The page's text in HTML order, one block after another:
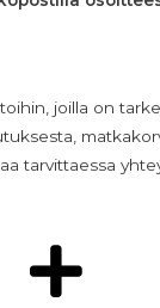
joilla on
tarvittaessa